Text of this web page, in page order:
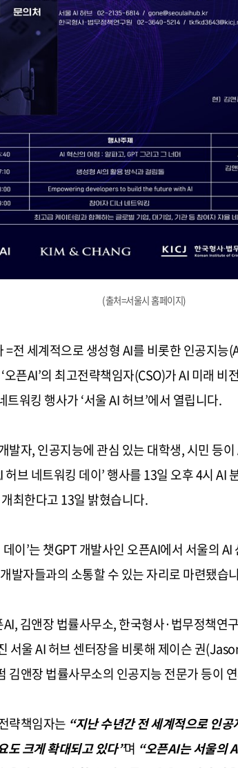
(출처=서울시 홈페이지)
=전 세계적으로 생성형AI를 비롯한 인공지능
‘오픈AI’의 최고전략책임자(CSO)가AI미래 비
트워킹 행사가‘서울AI허브’에서 열립니다.
발자,인공지능에 관심 있는 대학생,시민 등이
허브 네트워킹 데이’행사를13일 오후4시AI
최한다고13일 밝혔습니다.
이’는 챗GPT개발사인 오픈AI에서 서울의AI
개발자들과의 소통할 수 있는 자리로 마련됐습
AI,김앤장 법률사무소,한국형사·법무정책연
서울AI허브 센터장을 비롯해 제이슨 권
김앤장 법률사무소의 인공지능 전문가 등이
략책임자는 “지난 수년간 전 세계적으로 인
도 크게 확대되고 있다”며 “오픈AI는 서울의